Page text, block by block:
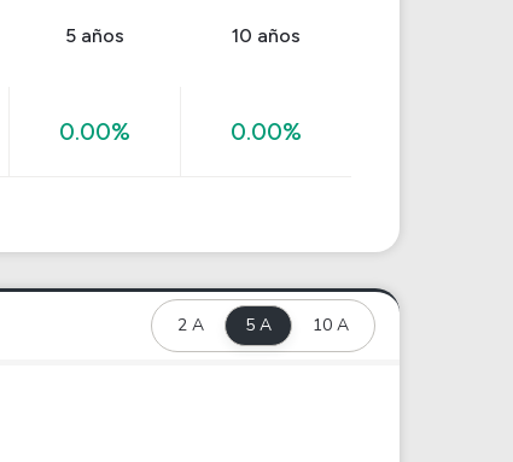
5 años 10 años
0.00% 0.00%
2 A 5 A 10 A